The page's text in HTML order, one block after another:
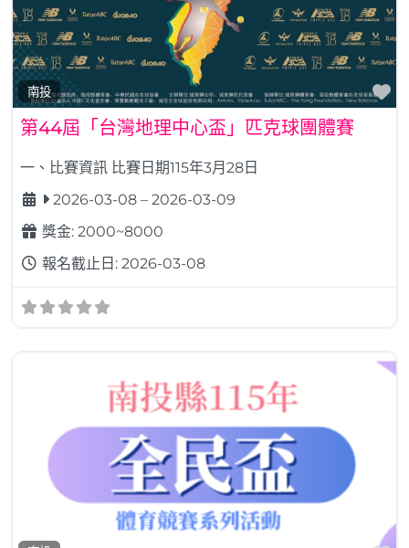
南投
第44屆「台灣地理中心盃」匹克球團體賽
一、比賽資訊 比賽日期115年3月28日
2026-03-08 – 2026-03-09
獎金: 2000~8000
報名截止日: 2026-03-08